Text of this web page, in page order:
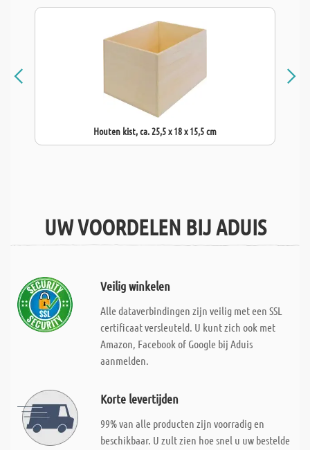
Houten kist, ca. 25,5 x 18 x 15,5 cm
UW VOORDELEN BIJ ADUIS
Veilig winkelen
Alle dataverbindingen zijn veilig met een SSL
certificaat versleuteld. U kunt zich ook met
Amazon, Facebook of Google bij Aduis
aanmelden.
Korte levertijden
99% van alle producten zijn voorradig en
beschikbaar. U zult zien hoe snel u uw bestelde